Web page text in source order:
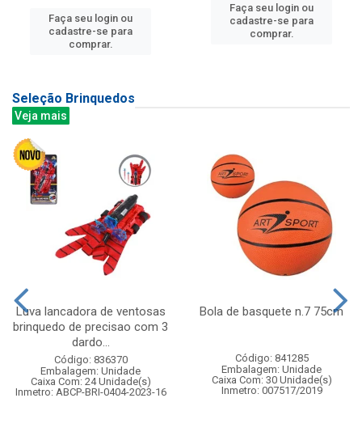
Faça seu login ou
cadastre-se para
comprar.
Faça seu login ou
cadastre-se para
comprar.
Seleção Brinquedos
Veja mais
Luva lancadora de ventosas
brinquedo de precisao com 3
dardo...
Código: 836370
Embalagem: Unidade
Caixa Com: 24 Unidade(s)
Inmetro: ABCP-BRI-0404-2023-16
Bola de basquete n.7 75cm
Código: 841285
Embalagem: Unidade
Caixa Com: 30 Unidade(s)
Inmetro: 007517/2019